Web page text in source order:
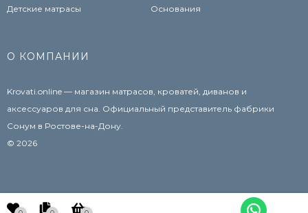
Детские матрасы
Основания
О КОМПАНИИ
Krovati.online — магазин матрасов, кроватей, диванов и
аксессуаров для сна. Официальный представитель фабрики
Сонум в Ростове-на-Дону.
© 2026